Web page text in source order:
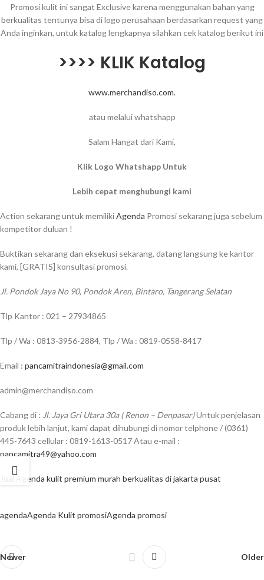
Promosi kulit ini sangat Exclusive karena menggunakan bahan yang
berkualitas tentunya bisa di logo perusahaan berdasarkan request yang
Anda inginkan, untuk katalog lengkapnya silahkan cek katalog berikut ini
>>>> KLIK Katalog
www.merchandiso.com.
atau melalui whatshapp
Salam Hangat dari Kami,
Klik Logo Whatshapp Untuk
Lebih cepat menghubungi kami
Action sekarang untuk memilikiAgenda Promosi sekarang juga sebelum
kompetitor duluan !
Buktikan sekarang dan eksekusi sekarang, datang langsung ke kantor
kami, [GRATIS] konsultasi promosi.
Jl. Pondok Jaya No 90, Pondok Aren, Bintaro, Tangerang Selatan
Tlp Kantor : 021 – 27934865
Tlp / Wa : 0813-3956-2884, Tlp / Wa : 0819-0558-8417
Email : pancamitraindonesia@gmail.com
admin@merchandiso.com
Cabang di : Jl. Jaya Gri Utara 30a ( Renon – Denpasar)Untuk penjelasan
produk lebih lanjut, kami dapat dihubungi di nomor telphone / (0361)
445-7643 cellular : 0819-1613-0517 Atau e-mail :
pancamitra49@yahoo.com
Jual Agenda kulit premium murah berkualitas di jakarta pusat
agendaAgenda Kulit promosiAgenda promosi
Newer Older